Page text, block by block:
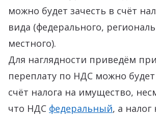
можно будет зачесть в счёт
вида (федерального,
местного).
Для наглядности приведём
переплату по НДС можно будет
счёт налога на имущество,
что НДС федеральный, а